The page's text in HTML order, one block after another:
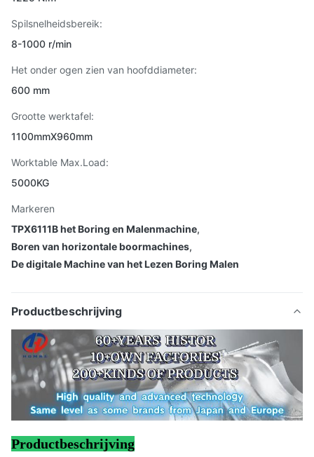
Spilsnelheidsbereik:
8-1000 r/min
Het onder ogen zien van hoofddiameter:
600 mm
Grootte werktafel:
1100mmX960mm
Worktable Max.Load:
5000KG
Markeren
TPX6111B het Boring en Malenmachine,
Boren van horizontale boormachines,
De digitale Machine van het Lezen Boring Malen
Productbeschrijving
Productbeschrijving